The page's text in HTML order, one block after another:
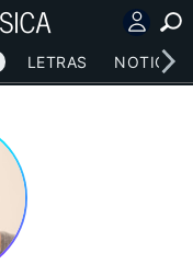
LETRAS NOTICIAS